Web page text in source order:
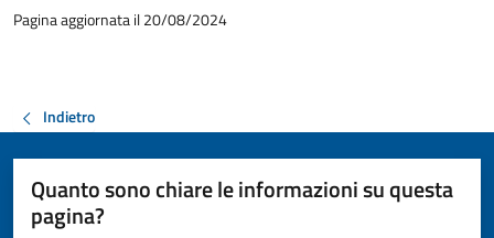
Pagina aggiornata il 20/08/2024
Indietro
Quanto sono chiare le informazioni su questa
pagina?